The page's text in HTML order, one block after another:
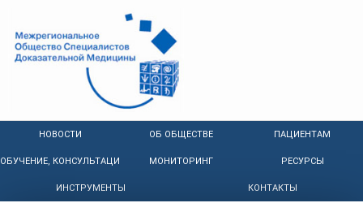
НОВОСТИ ОБ ОБЩЕСТВЕ ПАЦИЕНТАМ
ОБУЧЕНИЕ, КОНСУЛЬТАЦИИ МОНИТОРИНГ РЕСУРСЫ
ИНСТРУМЕНТЫ КОНТАКТЫ